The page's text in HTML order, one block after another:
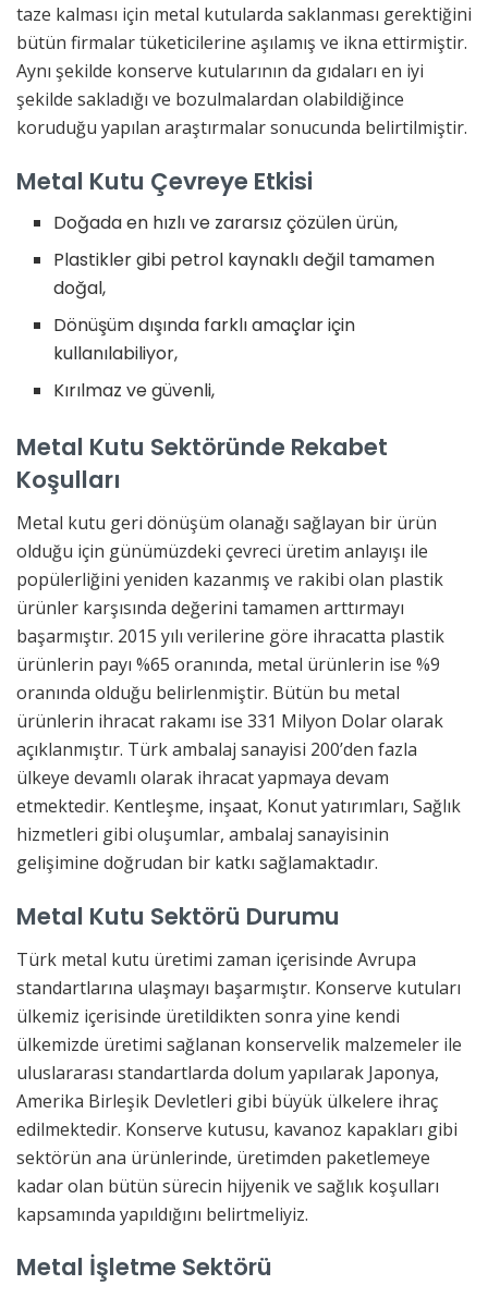
taze kalması için metal kutularda saklanması gerektiğini
bütün firmalar tüketicilerine aşılamış ve ikna ettirmiştir.
Aynı şekilde konserve kutularının da gıdaları en iyi
şekilde sakladığı ve bozulmalardan olabildiğince
koruduğu yapılan araştırmalar sonucunda belirtilmiştir.
Metal Kutu Çevreye Etkisi
Doğada en hızlı ve zararsız çözülen ürün,
Plastikler gibi petrol kaynaklı değil tamamen
doğal,
Dönüşüm dışında farklı amaçlar için
kullanılabiliyor,
Kırılmaz ve güvenli,
Metal Kutu Sektöründe Rekabet
Koşulları
Metal kutu geri dönüşüm olanağı sağlayan bir ürün
olduğu için günümüzdeki çevreci üretim anlayışı ile
popülerliğini yeniden kazanmış ve rakibi olan plastik
ürünler karşısında değerini tamamen arttırmayı
başarmıştır. 2015 yılı verilerine göre ihracatta plastik
ürünlerin payı %65 oranında, metal ürünlerin ise %9
oranında olduğu belirlenmiştir. Bütün bu metal
ürünlerin ihracat rakamı ise 331 Milyon Dolar olarak
açıklanmıştır. Türk ambalaj sanayisi 200’den fazla
ülkeye devamlı olarak ihracat yapmaya devam
etmektedir. Kentleşme, inşaat, Konut yatırımları, Sağlık
hizmetleri gibi oluşumlar, ambalaj sanayisinin
gelişimine doğrudan bir katkı sağlamaktadır.
Metal Kutu Sektörü Durumu
Türk metal kutu üretimi zaman içerisinde Avrupa
standartlarına ulaşmayı başarmıştır. Konserve kutuları
ülkemiz içerisinde üretildikten sonra yine kendi
ülkemizde üretimi sağlanan konservelik malzemeler ile
uluslararası standartlarda dolum yapılarak Japonya,
Amerika Birleşik Devletleri gibi büyük ülkelere ihraç
edilmektedir. Konserve kutusu, kavanoz kapakları gibi
sektörün ana ürünlerinde, üretimden paketlemeye
kadar olan bütün sürecin hijyenik ve sağlık koşulları
kapsamında yapıldığını belirtmeliyiz.
Metal İşletme Sektörü